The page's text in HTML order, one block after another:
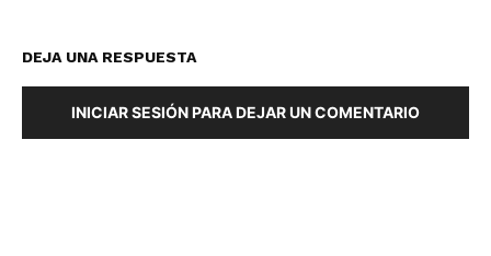
DEJA UNA RESPUESTA
INICIAR SESIÓN PARA DEJAR UN COMENTARIO